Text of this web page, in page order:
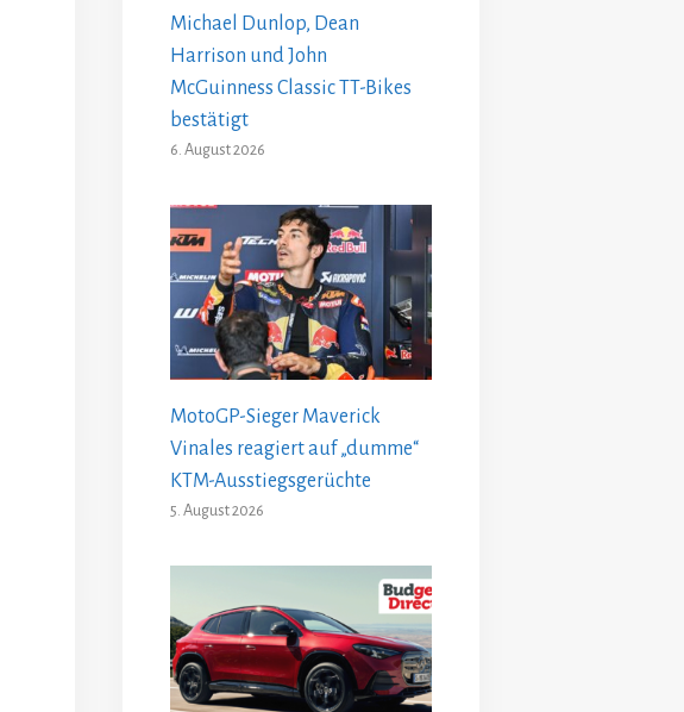
Michael Dunlop, Dean
Harrison und John
McGuinness Classic TT-Bikes
bestätigt
6. August 2026
MotoGP-Sieger Maverick
Vinales reagiert auf „dumme“
KTM-Ausstiegsgerüchte
5. August 2026